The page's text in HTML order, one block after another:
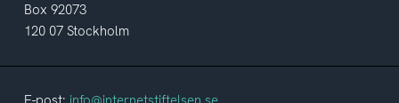
Box 92073
120 07 Stockholm